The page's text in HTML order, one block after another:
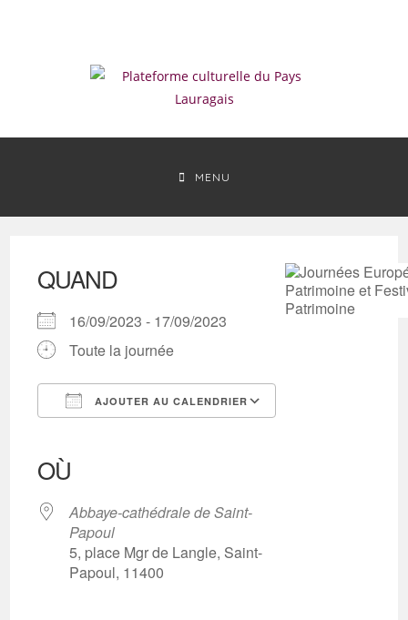
MENU
QUAND
16/09/2023 - 17/09/2023
Toute la journée
AJOUTER AU CALENDRIER
OÙ
Abbaye-cathédrale de Saint-
Papoul
5, place Mgr de Langle, Saint-
Papoul, 11400